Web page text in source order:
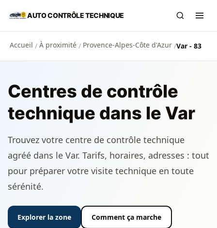
Aller au contenu principal
AUTO CONTRÔLE TECHNIQUE
Accueil / À proximité / Provence-Alpes-Côte d'Azur /Var - 83
Centres de contrôle
technique dans le Var
Trouvez votre centre de contrôle technique
agréé dans le Var. Tarifs, horaires, adresses : tout
pour préparer votre visite technique en toute
sérénité.
Explorer la zone Comment ça marche